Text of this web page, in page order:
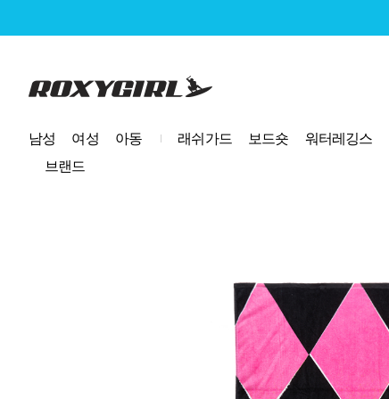
로고
남성 여성 아동 래쉬가드 보드숏 워터레깅스
브랜드